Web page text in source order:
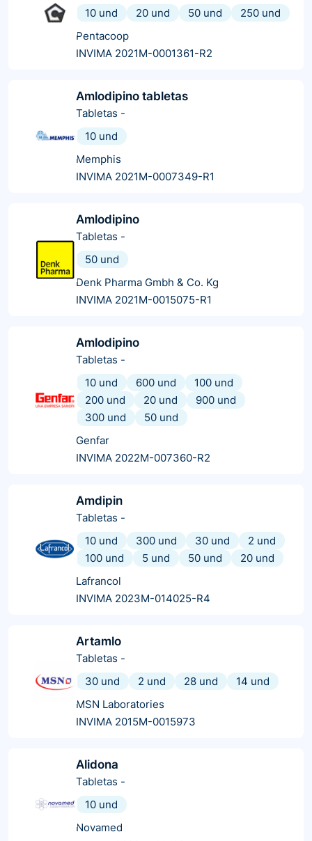
10 und 20 und 50 und
250 und
Pentacoop
INVIMA 2021M-0001361-R2
Amlodipino tabletas
Tabletas -
10 und
Memphis
INVIMA 2021M-0007349-R1
Amlodipino
Tabletas -
50 und
Denk Pharma Gmbh & Co. Kg
INVIMA 2021M-0015075-R1
Amlodipino
Tabletas -
10 und
600 und
100 und
200 und
20 und
900 und
300 und
50 und
Genfar
INVIMA 2022M-007360-R2
Amdipin
Tabletas -
10 und
300 und 30 und
2 und
100 und
5 und 50 und
20 und
Lafrancol
INVIMA 2023M-014025-R4
Artamlo
Tabletas -
30 und
2 und 28 und
14 und
MSN Laboratories
INVIMA 2015M-0015973
Alidona
Tabletas -
10 und
Novamed